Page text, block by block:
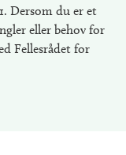
Dersom du er et
eller behov for
Fellesrådet for